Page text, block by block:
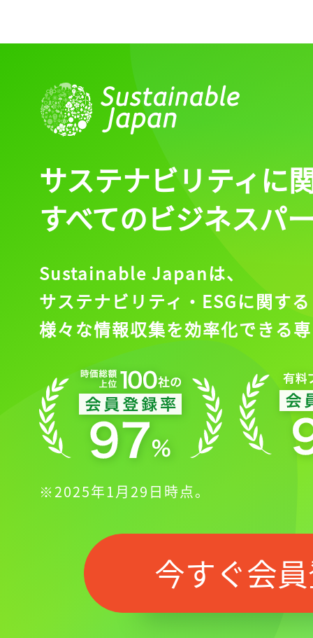
サステナビリティに
すべてのビジネスパ
Sustainable Japanは、
サステナビリティ・ESGに関する
様々な情報収集を効率化できる
※2025年1月29日時点。
今すぐ会